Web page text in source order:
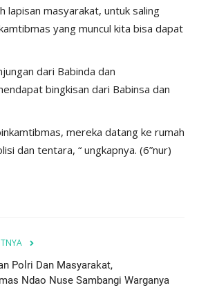
lapisan masyarakat, untuk saling
yang muncul kita bisa dapat
dari Babinda dan
bingkisan dari Babinsa dan
mereka datang ke rumah
dan tentara, “ ungkapnya. (6”nur)
Polri Dan Masyarakat,
Ndao Nuse Sambangi Warganya
Rote Ndao Mei 9, 2025 619